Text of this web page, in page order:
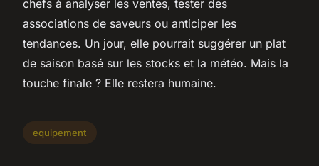
chefs à analyser les ventes, tester des
associations de saveurs ou anticiper les
tendances. Un jour, elle pourrait suggérer un plat
de saison basé sur les stocks et la météo. Mais la
touche finale ? Elle restera humaine.
equipement